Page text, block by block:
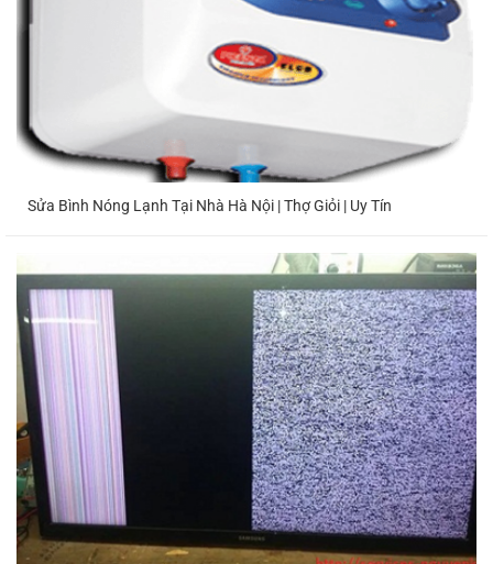
Sửa Bình Nóng Lạnh Tại Nhà Hà Nội | Thợ Giỏi | Uy Tín